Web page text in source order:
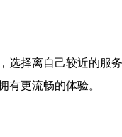
择离自己较近的服务
更流畅的体验。